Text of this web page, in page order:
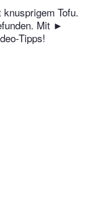
Tofu.
Mit ►
Tipps!